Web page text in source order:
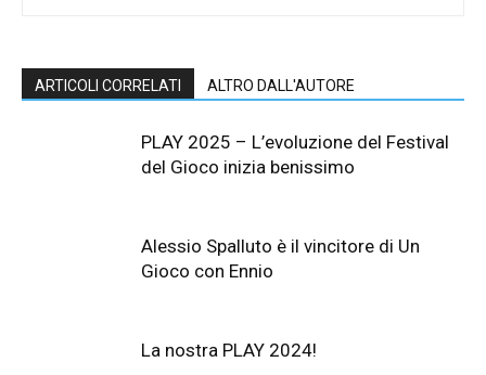
ARTICOLI CORRELATI ALTRO DALL'AUTORE
PLAY 2025 – L’evoluzione del Festival
del Gioco inizia benissimo
Alessio Spalluto è il vincitore di Un
Gioco con Ennio
La nostra PLAY 2024!